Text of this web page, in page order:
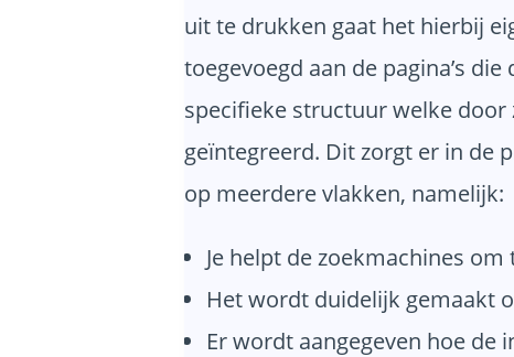
uit te drukken gaat het hierbij
toegevoegd aan de pagina’s
specifieke structuur welke
geïntegreerd. Dit zorgt er in de
op meerdere vlakken, namelijk:
Je helpt de zoekmachines
Het wordt duidelijk gemaakt
Er wordt aangegeven hoe